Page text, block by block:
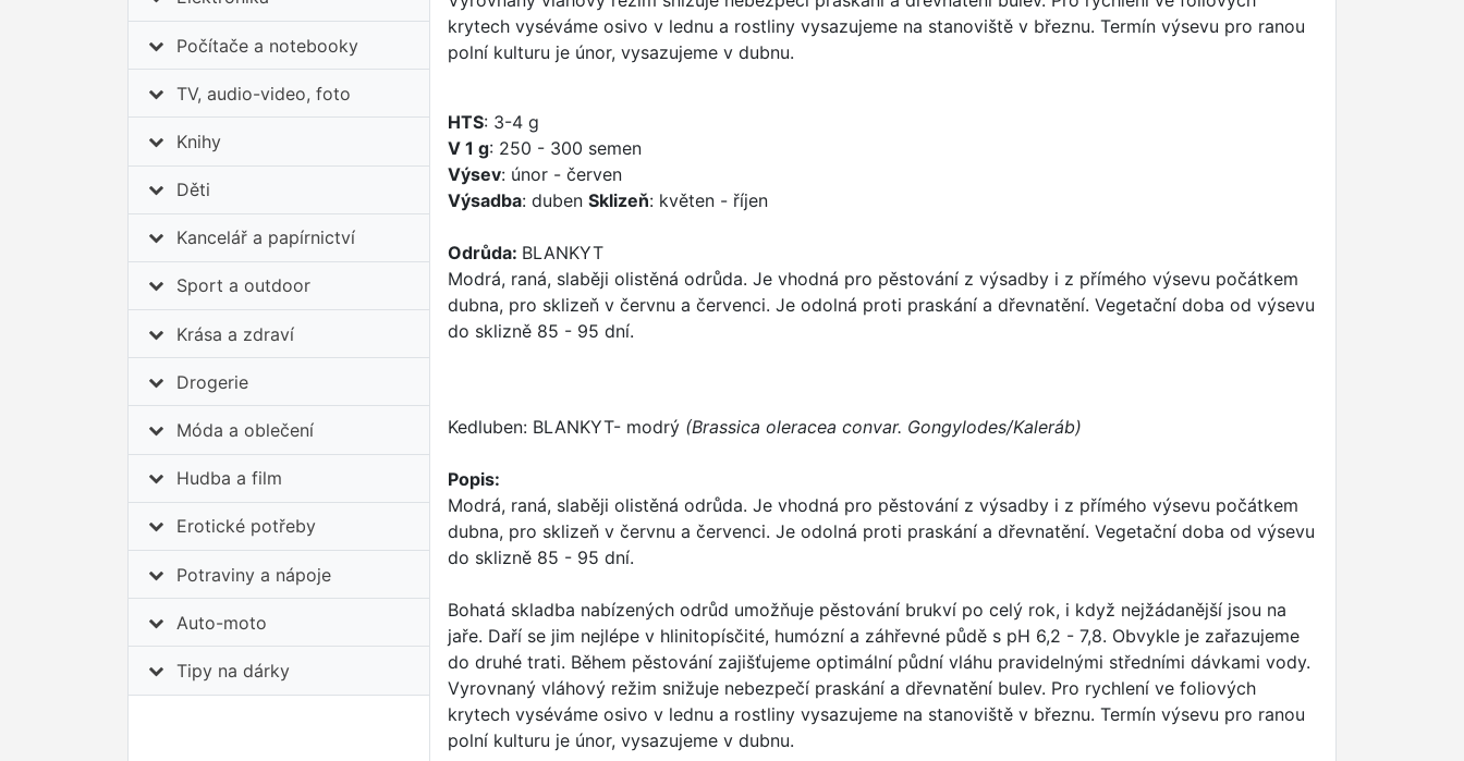
Počítače a notebooky
TV, audio-video, foto
Knihy
Děti
Kancelář a papírnictví
Sport a outdoor
Krása a zdraví
Drogerie
Móda a oblečení
Hudba a film
Erotické potřeby
Potraviny a nápoje
Auto-moto
Tipy na dárky
krytech vyséváme osivo v lednu a rostliny vysazujeme na stanoviště v březnu. Termín výsevu pro ranou
polní kulturu je únor, vysazujeme v dubnu.
HTS: 3-4 g
V 1 g: 250 - 300 semen
Výsev: únor - červen
Výsadba: duben Sklizeň: květen - říjen
Odrůda: BLANKYT
Modrá, raná, slaběji olistěná odrůda. Je vhodná pro pěstování z výsadby i z přímého výsevu počátkem
dubna, pro sklizeň v červnu a červenci. Je odolná proti praskání a dřevnatění. Vegetační doba od výsevu
do sklizně 85 - 95 dní.
Kedluben: BLANKYT- modrý (Brassica oleracea convar. Gongylodes/Kaleráb)
Popis:
Modrá, raná, slaběji olistěná odrůda. Je vhodná pro pěstování z výsadby i z přímého výsevu počátkem
dubna, pro sklizeň v červnu a červenci. Je odolná proti praskání a dřevnatění. Vegetační doba od výsevu
do sklizně 85 - 95 dní.
Bohatá skladba nabízených odrůd umožňuje pěstování brukví po celý rok, i když nejžádanější jsou na
jaře. Daří se jim nejlépe v hlinitopísčité, humózní a záhřevné půdě s pH 6,2 - 7,8. Obvykle je zařazujeme
do druhé trati. Během pěstování zajišťujeme optimální půdní vláhu pravidelnými středními dávkami vody.
Vyrovnaný vláhový režim snižuje nebezpečí praskání a dřevnatění bulev. Pro rychlení ve foliových
krytech vyséváme osivo v lednu a rostliny vysazujeme na stanoviště v březnu. Termín výsevu pro ranou
polní kulturu je únor, vysazujeme v dubnu.